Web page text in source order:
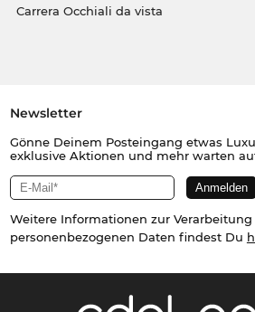
Carrera Occhiali da vista
Newsletter
Gönne Deinem Posteingang etwas
exklusive Aktionen und mehr warten
Weitere Informationen zur
personenbezogenen Daten findest Du